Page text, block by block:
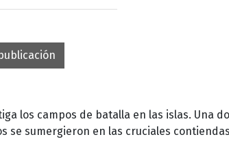
los campos de batalla en las islas. Una
se sumergieron en las cruciales